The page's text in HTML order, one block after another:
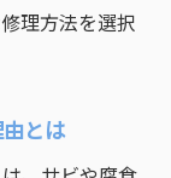
理方法を選択
とは